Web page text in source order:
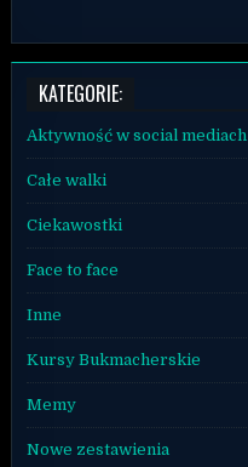
KATEGORIE:
Aktywność w social mediach
Całe walki
Ciekawostki
Face to face
Inne
Kursy Bukmacherskie
Memy
Nowe zestawienia